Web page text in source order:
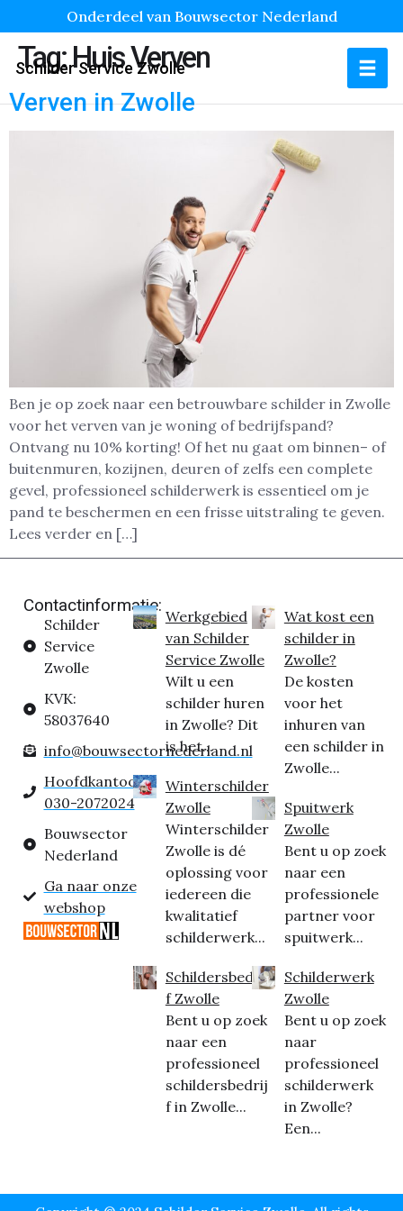
Onderdeel van Bouwsector Nederland
Schilder Service Zwolle
Tag:Huis Verven
Verven in Zwolle
Ben je op zoek naar een betrouwbare schilder in Zwolle
voor het verven van je woning of bedrijfspand?
Ontvang nu 10% korting! Of het nu gaat om binnen– of
buitenmuren, kozijnen, deuren of zelfs een complete
gevel, professioneel schilderwerk is essentieel om je
pand te beschermen en een frisse uitstraling te geven.
Lees verder en […]
Contactinformatie:
Schilder
Service
Zwolle
KVK:
58037640
info@bouwsectornederland.nl
Hoofdkantoor:
030-2072024
Bouwsector
Nederland
Ga naar onze
webshop
Werkgebied
van Schilder
Service Zwolle
Wilt u een
schilder huren
in Zwolle? Dit
is het...
Winterschilder
Zwolle
Winterschilder
Zwolle is dé
oplossing voor
iedereen die
kwalitatief
schilderwerk...
Schildersbedrij
f Zwolle
Bent u op zoek
naar een
professioneel
schildersbedrij
f in Zwolle...
Wat kost een
schilder in
Zwolle?
De kosten
voor het
inhuren van
een schilder in
Zwolle...
Spuitwerk
Zwolle
Bent u op zoek
naar een
professionele
partner voor
spuitwerk...
Schilderwerk
Zwolle
Bent u op zoek
naar
professioneel
schilderwerk
in Zwolle?
Een...